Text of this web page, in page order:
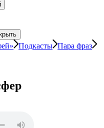
Подкасты Пара фраз